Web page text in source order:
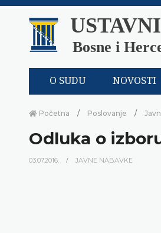
Bosne i
O SUDU NOVOSTI
Početna Poslovanje
Odluka o
03.07.2016. JAVNE NABAVKE